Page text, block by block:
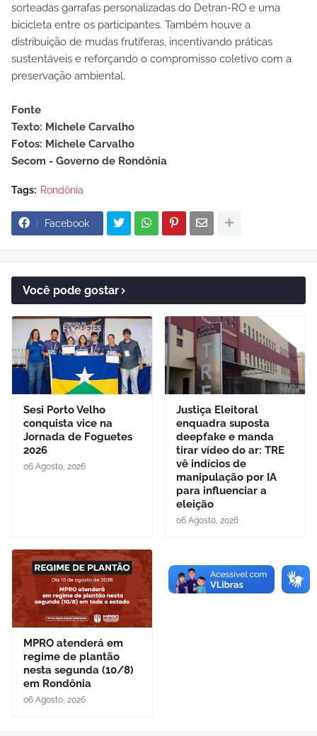
sorteadas garrafas personalizadas do Detran-RO e uma
bicicleta entre os participantes. Também houve a
distribuição de mudas frutíferas, incentivando práticas
sustentáveis e reforçando o compromisso coletivo com a
preservação ambiental.
Fonte
Texto: Michele Carvalho
Fotos: Michele Carvalho
Secom - Governo de Rondônia
Tags: Rondônia
Facebook
Você pode gostar
Sesi Porto Velho
conquista vice na
Jornada de Foguetes
2026
06 Agosto, 2026
Justiça Eleitoral
enquadra suposta
deepfake e manda
tirar vídeo do ar: TRE
vê indícios de
manipulação por IA
para influenciar a
eleição
06 Agosto, 2026
MPRO atenderá em
regime de plantão
nesta segunda (10/8)
em Rondônia
06 Agosto, 2026